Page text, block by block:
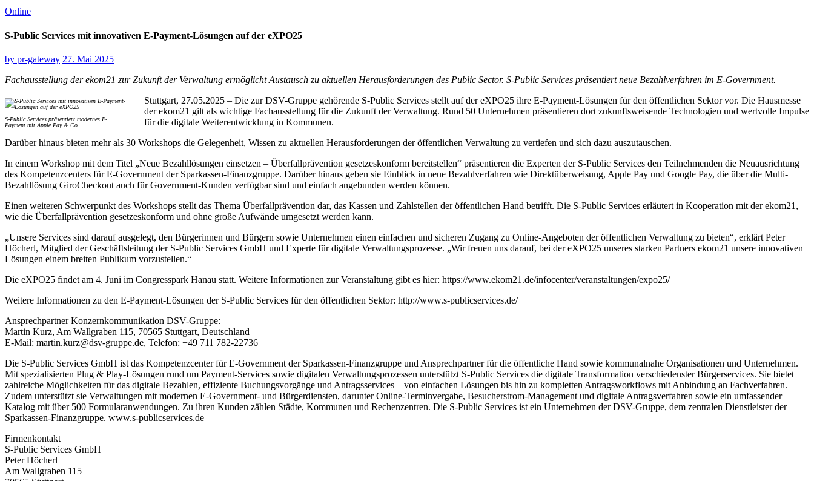
Online
S-Public Services mit innovativen E-Payment-Lösungen auf der eXPO25
by pr-gateway 27. Mai 2025
Fachausstellung der ekom21 zur Zukunft der Verwaltung ermöglicht Austausch zu aktuellen Herausforderungen des Public Sector. S-Public Services präsentiert neue Bezahlverfahren im E-Government.
S-Public Services präsentiert modernes E-
Payment mit Apple Pay & Co.
Stuttgart, 27.05.2025 – Die zur DSV-Gruppe gehörende S-Public Services stellt auf der eXPO25 ihre E-Payment-Lösungen für den öffentlichen Sektor vor. Die Hausmesse
der ekom21 gilt als wichtige Fachausstellung für die Zukunft der Verwaltung. Rund 50 Unternehmen präsentieren dort zukunftsweisende Technologien und wertvolle Impulse
für die digitale Weiterentwicklung in Kommunen.
Darüber hinaus bieten mehr als 30 Workshops die Gelegenheit, Wissen zu aktuellen Herausforderungen der öffentlichen Verwaltung zu vertiefen und sich dazu auszutauschen.
In einem Workshop mit dem Titel „Neue Bezahllösungen einsetzen – Überfallprävention gesetzeskonform bereitstellen“ präsentieren die Experten der S-Public Services den Teilnehmenden die Neuausrichtung
des Kompetenzcenters für E-Government der Sparkassen-Finanzgruppe. Darüber hinaus geben sie Einblick in neue Bezahlverfahren wie Direktüberweisung, Apple Pay und Google Pay, die über die Multi-
Bezahllösung GiroCheckout auch für Government-Kunden verfügbar sind und einfach angebunden werden können.
Einen weiteren Schwerpunkt des Workshops stellt das Thema Überfallprävention dar, das Kassen und Zahlstellen der öffentlichen Hand betrifft. Die S-Public Services erläutert in Kooperation mit der ekom21,
wie die Überfallprävention gesetzeskonform und ohne große Aufwände umgesetzt werden kann.
„Unsere Services sind darauf ausgelegt, den Bürgerinnen und Bürgern sowie Unternehmen einen einfachen und sicheren Zugang zu Online-Angeboten der öffentlichen Verwaltung zu bieten“, erklärt Peter
Höcherl, Mitglied der Geschäftsleitung der S-Public Services GmbH und Experte für digitale Verwaltungsprozesse. „Wir freuen uns darauf, bei der eXPO25 unseres starken Partners ekom21 unsere innovativen
Lösungen einem breiten Publikum vorzustellen.“
Die eXPO25 findet am 4. Juni im Congresspark Hanau statt. Weitere Informationen zur Veranstaltung gibt es hier: https://www.ekom21.de/infocenter/veranstaltungen/expo25/
Weitere Informationen zu den E-Payment-Lösungen der S-Public Services für den öffentlichen Sektor: http://www.s-publicservices.de/
Ansprechpartner Konzernkommunikation DSV-Gruppe:
Martin Kurz, Am Wallgraben 115, 70565 Stuttgart, Deutschland
E-Mail: martin.kurz@dsv-gruppe.de, Telefon: +49 711 782-22736
Die S-Public Services GmbH ist das Kompetenzcenter für E-Government der Sparkassen-Finanzgruppe und Ansprechpartner für die öffentliche Hand sowie kommunalnahe Organisationen und Unternehmen.
Mit spezialisierten Plug & Play-Lösungen rund um Payment-Services sowie digitalen Verwaltungsprozessen unterstützt S-Public Services die digitale Transformation verschiedenster Bürgerservices. Sie bietet
zahlreiche Möglichkeiten für das digitale Bezahlen, effiziente Buchungsvorgänge und Antragsservices – von einfachen Lösungen bis hin zu kompletten Antragsworkflows mit Anbindung an Fachverfahren.
Zudem unterstützt sie Verwaltungen mit modernen E-Government- und Bürgerdiensten, darunter Online-Terminvergabe, Besucherstrom-Management und digitale Antragsverfahren sowie ein umfassender
Katalog mit über 500 Formularanwendungen. Zu ihren Kunden zählen Städte, Kommunen und Rechenzentren. Die S-Public Services ist ein Unternehmen der DSV-Gruppe, dem zentralen Dienstleister der
Sparkassen-Finanzgruppe. www.s-publicservices.de
Firmenkontakt
S-Public Services GmbH
Peter Höcherl
Am Wallgraben 115